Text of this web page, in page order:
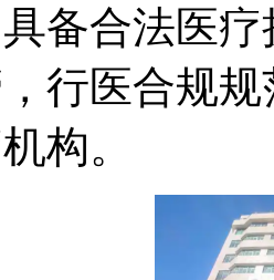
备合法医
行医合规
构。